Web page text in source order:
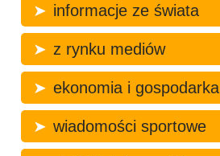
informacje ze świata
z rynku mediów
ekonomia i gospodarka
wiadomości sportowe